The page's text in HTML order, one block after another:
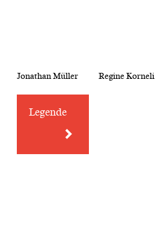
Jonathan Müller Regine Korneli
Legende